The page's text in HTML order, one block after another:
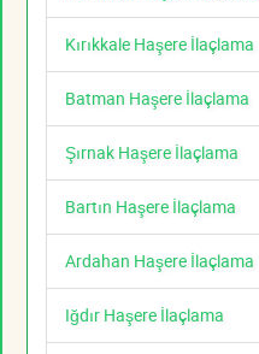
Kırıkkale Haşere İlaçlama
Batman Haşere İlaçlama
Şırnak Haşere İlaçlama
Bartın Haşere İlaçlama
Ardahan Haşere İlaçlama
Iğdır Haşere İlaçlama